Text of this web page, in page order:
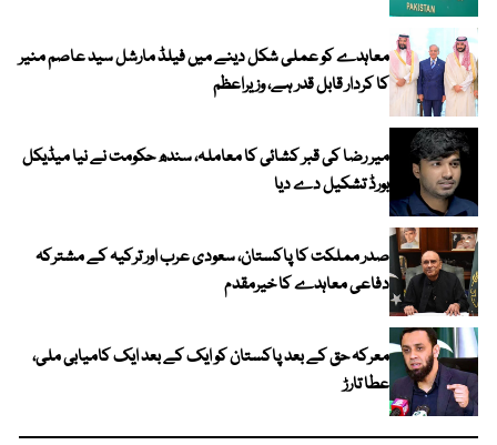
معاہدے کو عملی شکل دینے میں فیلڈ مارشل سید عاصم منیر
کا کردار قابل قدر ہے، وزیراعظم
میر رضا کی قبر کشائی کا معاملہ، سندھ حکومت نے نیا میڈیکل
بورڈ تشکیل دے دیا
صدر مملکت کا پاکستان، سعودی عرب اور ترکیہ کے مشترکہ
دفاعی معاہدے کا خیرمقدم
معرکہ حق کے بعد پاکستان کو ایک کے بعد ایک کامیابی ملی،
عطا تارڑ